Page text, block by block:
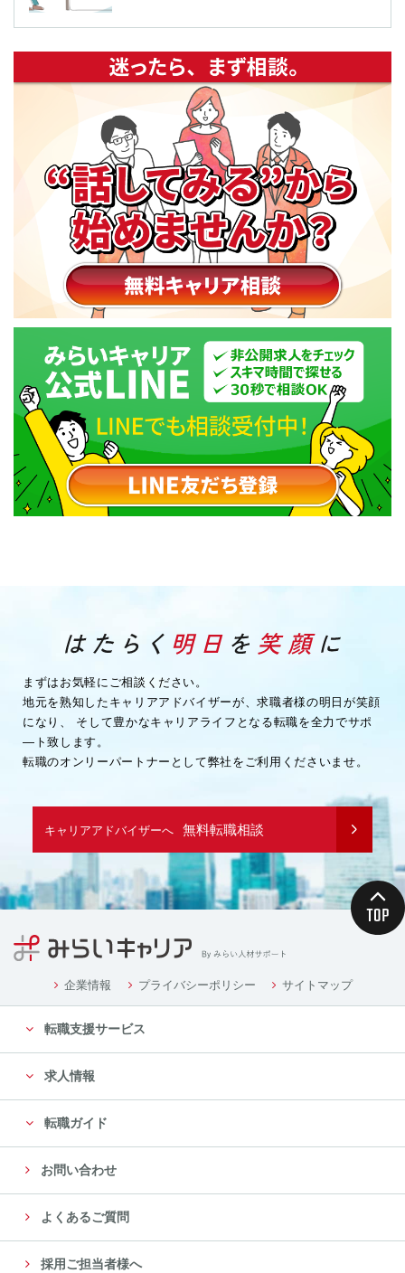
まずはお気軽にご相談ください。
地元を熟知したキャリアアドバイザーが、求職者様の明日が笑顔
になり、
そして豊かなキャリアライフとなる転職を全力でサポ
―ト致します。
転職のオンリーパートナーとして弊社をご利用くださいませ。
キャリアアドバイザーへ 無料転職相談
企業情報 プライバシーポリシー サイトマップ
転職支援サービス
求人情報
転職ガイド
お問い合わせ
よくあるご質問
採用ご担当者様へ